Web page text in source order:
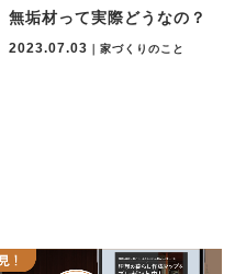
無垢材って実際どうなの？
2023.07.03 ｜家づくりのこと